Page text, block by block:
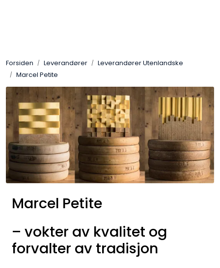
Forsiden Leverandører
Leverandører Utenlandske
Marcel Petite
Marcel Petite
– vokter av kvalitet og
forvalter av tradisjon
Kjøtt og spekemat
Tørrvarer
Konserver
Søtsaker
Olje & Eddik
Non Food
Inspirasjon
Leverandører